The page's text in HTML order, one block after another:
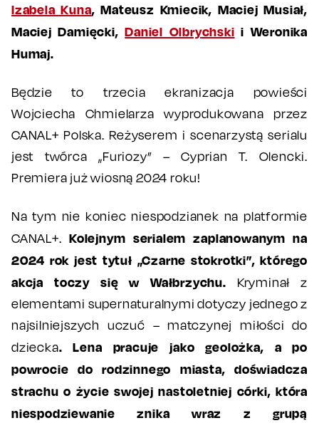
Izabela Kuna, Mateusz Kmiecik, Maciej Musiał,
Maciej Damięcki,Daniel Olbrychski i Weronika
Humaj.
Będzie to trzecia ekranizacja powieści
Wojciecha Chmielarza wyprodukowana przez
CANAL+ Polska. Reżyserem i scenarzystą serialu
jest twórca „Furiozy” – Cyprian T. Olencki.
Premiera już wiosną 2024 roku!
Na tym nie koniec niespodzianek na platformie
CANAL+. Kolejnym serialem zaplanowanym na
2024 rok jest tytuł „Czarne stokrotki”, którego
akcja toczy się w Wałbrzychu. Kryminał z
elementami supernaturalnymi dotyczy jednego z
najsilniejszych uczuć – matczynej miłości do
dziecka. Lena pracuje jako geolożka, a po
powrocie do rodzinnego miasta, doświadcza
strachu o życie swojej nastoletniej córki, która
niespodziewanie znika wraz z grupą